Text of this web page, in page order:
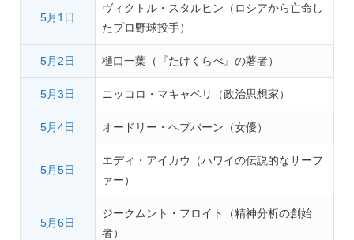
5月1日
ヴィクトル・スタルヒン（ロシアから亡命し
たプロ野球投手）
5月2日 樋口一葉（『たけくらべ』の著者）
5月3日 ニッコロ・マキャベリ（政治思想家）
5月4日 オードリー・ヘプバーン（女優）
5月5日
エディ・アイカウ（ハワイの伝説的なサーフ
ァー）
5月6日
ジークムント・フロイト（精神分析の創始
者）